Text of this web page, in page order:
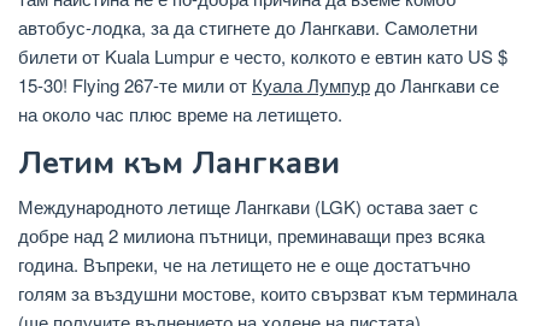
автобус-лодка, за да стигнете до Лангкави. Самолетни
билети от Kuala Lumpur е често, колкото е евтин като US $
15-30! Flying 267-те мили от Куала Лумпур до Лангкави се
на около час плюс време на летището.
Летим към Лангкави
Международното летище Лангкави (LGK) остава зает с
добре над 2 милиона пътници, преминаващи през всяка
година. Въпреки, че на летището не е още достатъчно
голям за въздушни мостове, които свързват към терминала